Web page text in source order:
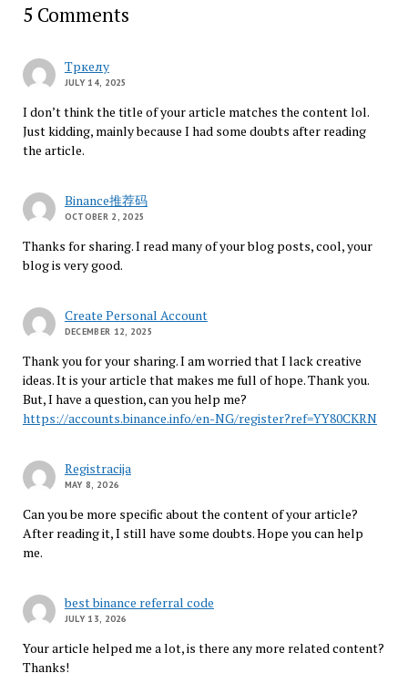
5 Comments
Тркелу
JULY 14, 2025
I don’t think the title of your article matches the content lol.
Just kidding, mainly because I had some doubts after reading
the article.
Binance推荐码
OCTOBER 2, 2025
Thanks for sharing. I read many of your blog posts, cool, your
blog is very good.
Create Personal Account
DECEMBER 12, 2025
Thank you for your sharing. I am worried that I lack creative
ideas. It is your article that makes me full of hope. Thank you.
But, I have a question, can you help me?
https://accounts.binance.info/en-NG/register?ref=YY80CKRN
Registracija
MAY 8, 2026
Can you be more specific about the content of your article?
After reading it, I still have some doubts. Hope you can help
me.
best binance referral code
JULY 13, 2026
Your article helped me a lot, is there any more related content?
Thanks!